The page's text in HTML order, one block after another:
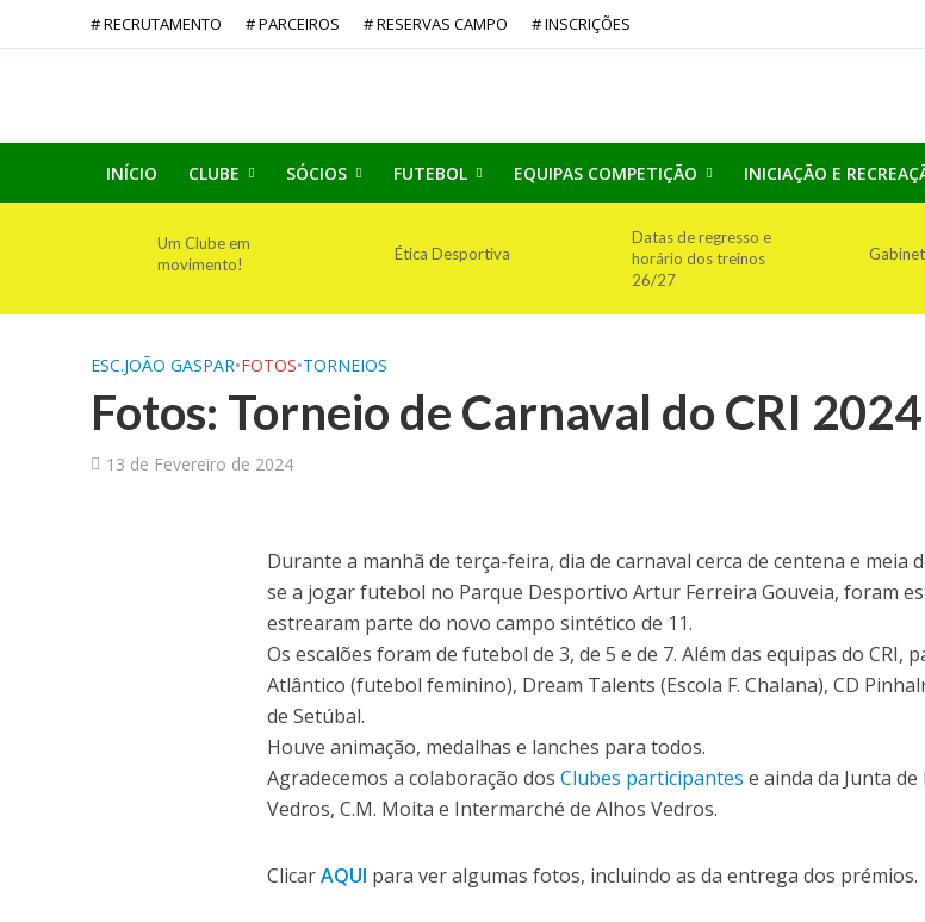
# RECRUTAMENTO # PARCEIROS # RESERVAS CAMPO # INSCRIÇÕES
INÍCIO CLUBE SÓCIOS FUTEBOL EQUIPAS COMPETIÇÃO INICIAÇÃO E
Um Clube em
movimento!
Ética Desportiva
Datas de regresso e
horário dos treinos
26/27
ESC.JOÃO GASPAR•FOTOS•TORNEIOS
Fotos: Torneio de Carnaval do CRI 2024
13 de Fevereiro de 2024
Durante a manhã de terça-feira, dia de carnaval cerca de centena e meia
se a jogar futebol no Parque Desportivo Artur Ferreira Gouveia, foram
estrearam parte do novo campo sintético de 11.
Os escalões foram de futebol de 3, de 5 e de 7. Além das equipas do CRI,
Atlântico (futebol feminino), Dream Talents (Escola F. Chalana), CD
de Setúbal.
Houve animação, medalhas e lanches para todos.
Agradecemos a colaboração dosClubes participantes e ainda da Junta
Vedros, C.M. Moita e Intermarché de Alhos Vedros.
ClicarAQUI para ver algumas fotos, incluindo as da entrega dos prémios.